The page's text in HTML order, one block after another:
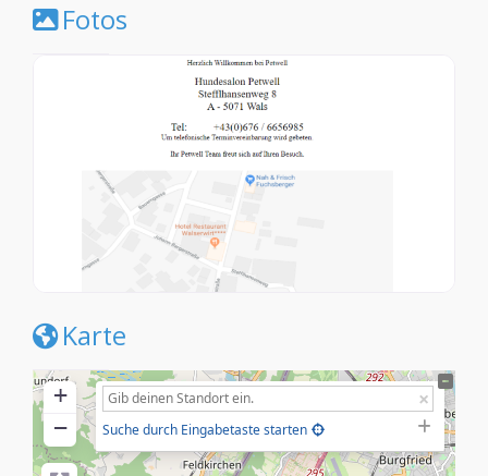
Fotos
Karte
+
−
Suche durch Eingabetaste starten